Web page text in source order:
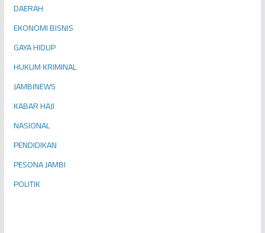
DAERAH
EKONOMI BISNIS
GAYA HIDUP
HUKUM KRIMINAL
JAMBINEWS
KABAR HAJI
NASIONAL
PENDIDIKAN
PESONA JAMBI
POLITIK